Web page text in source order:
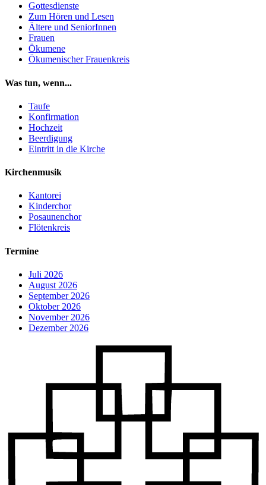
Gottesdienste
Zum Hören und Lesen
Ältere und SeniorInnen
Frauen
Ökumene
Ökumenischer Frauenkreis
Was tun, wenn...
Taufe
Konfirmation
Hochzeit
Beerdigung
Eintritt in die Kirche
Kirchenmusik
Kantorei
Kinderchor
Posaunenchor
Flötenkreis
Termine
Juli 2026
August 2026
September 2026
Oktober 2026
November 2026
Dezember 2026